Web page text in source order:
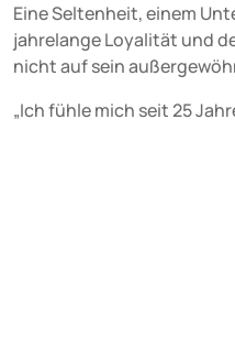
Eine Seltenheit, einem
jahrelange Loyalität und
nicht auf sein
„Ich fühle mich seit 25